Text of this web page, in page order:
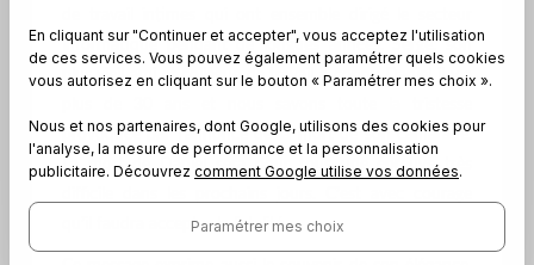
informatique pendant de longues années. Serge, son
plus vieil ami et collègue de travail a connu Daniel il y a
provoquée par l’annonce de la mort de son camarade.
La mort de Daniel sera pour tous une épreuve très
qu’il faudra accepter la fatalité.
En cliquant sur "Continuer et accepter", vous acceptez l'utilisation
de ces services. Vous pouvez également paramétrer quels cookies
vous autorisez en cliquant sur le bouton « Paramétrer mes choix ».
Nous et nos partenaires, dont Google, utilisons des cookies pour
l'analyse, la mesure de performance et la personnalisation
publicitaire. Découvrez comment Google utilise vos données.
Paramétrer mes choix